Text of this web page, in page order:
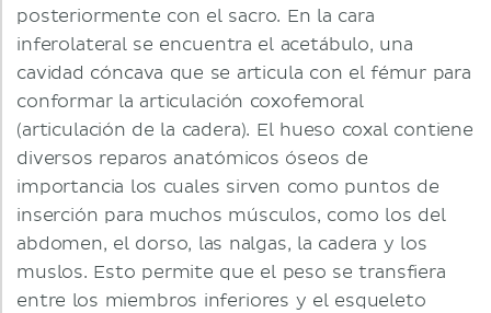
posteriormente con el sacro. En la cara
inferolateral se encuentra el acetábulo, una
cavidad cóncava que se articula con el fémur para
conformar la articulación coxofemoral
(articulación de la cadera). El hueso coxal contiene
diversos reparos anatómicos óseos de
importancia los cuales sirven como puntos de
inserción para muchos músculos, como los del
abdomen, el dorso, las nalgas, la cadera y los
muslos. Esto permite que el peso se transfiera
entre los miembros inferiores y el esqueleto